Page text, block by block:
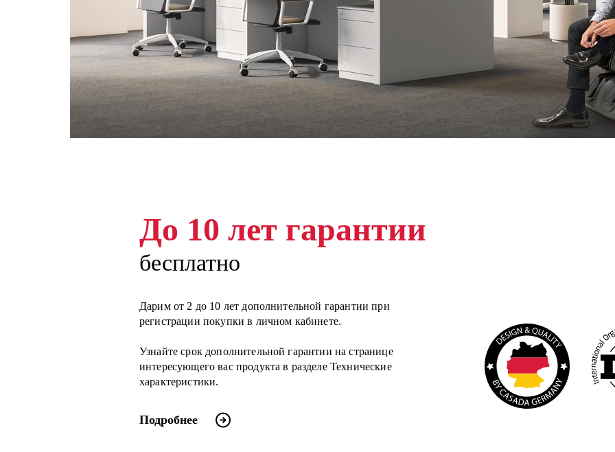
До 10 лет гарантии
бесплатно
Дарим от 2 до 10 лет дополнительной гарантии при
регистрации покупки в личном кабинете.
Узнайте срок дополнительной гарантии на странице
интересующего вас продукта в разделе Технические
характеристики.
Подробнее